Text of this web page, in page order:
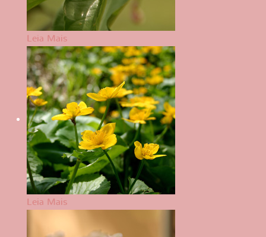
Leia Mais
Leia Mais